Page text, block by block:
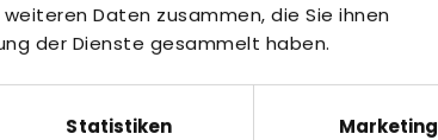
Daten zusammen, die Sie ihnen
der Dienste gesammelt haben.
Statistiken Marketing